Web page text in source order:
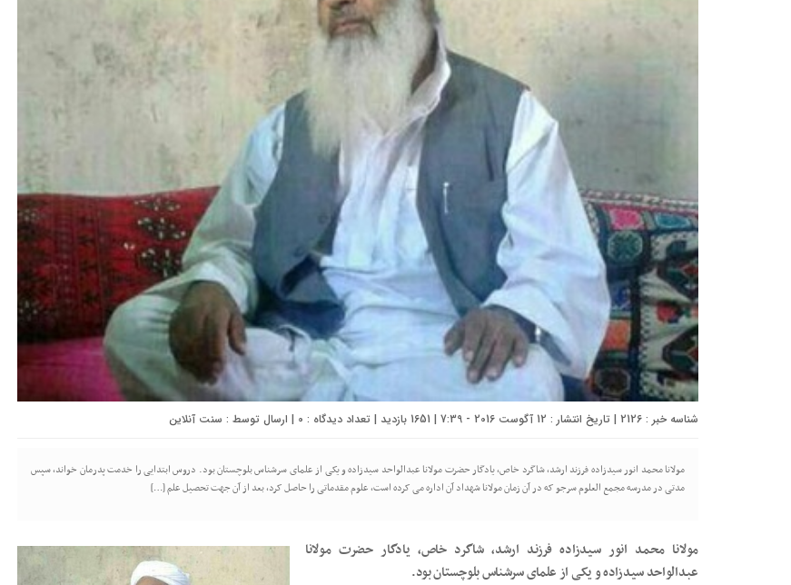
شناسه خبر : 2126 | تاریخ انتشار : 12 آگوست 2016 - 7:39 | 1651 بازدید | تعداد دیدگاه : 0 | ارسال توسط : سنت آنلاین
مولانا محمد انور سیدزاده فرزند ارشد، شاگرد خاص، یادگار حضرت مولانا عبدالواحد سیدزاده و یکی از علمای سرشناس بلوچستان بود. دروس ابتدایی را خدمت پدرمان خواند، سپس
مدتی در مدرسه مجمع العلوم سرجو که در آن زمان مولانا شهداد آن اداره می کرده است، علوم مقدماتی را حاصل کرد، بعد از آن جهت تحصیل علم […]
مولانا محمد انور سیدزاده فرزند ارشد، شاگرد خاص، یادگار حضرت مولانا
عبدالواحد سیدزاده و یکی از علمای سرشناس بلوچستان بود.